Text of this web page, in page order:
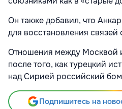
Он также добавил, что
для восстановления
Отношения между Москвой
после того, как турецкий
над Сирией российский
Подпишитесь на